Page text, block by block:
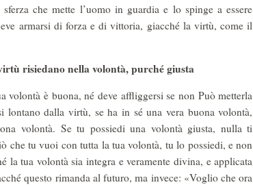
che mette l’uomo in guardia e lo spinge a essere
armarsi di forza e di vittoria, giacché la virtù, come il
risiedano nella volontà, purché giusta
volontà è buona, né deve affliggersi se non Può metterla
lontano dalla virtù, se ha in sé una vera buona volontà,
volontà. Se tu possiedi una volontà giusta, nulla ti
che tu vuoi con tutta la tua volontà, tu lo possiedi, e non
la tua volontà sia integra e veramente divina, e applicata
questo rimanda al futuro, ma invece: «Voglio che ora